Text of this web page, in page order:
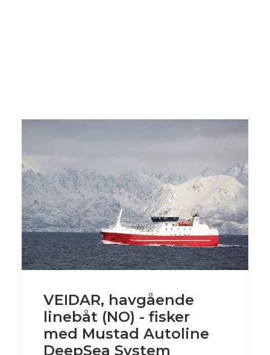
VEIDAR, havgående
linebåt (NO) - fisker
med Mustad Autoline
DeepSea System